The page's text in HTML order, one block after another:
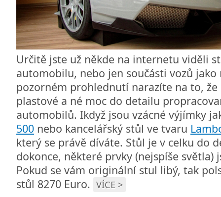
Určitě jste už někde na internetu viděli
automobilu, nebo jen součásti vozů
pozorném prohlednutí narazíte na to, že
plastové a né moc do detailu
automobilů. Ikdyž jsou vzácné výjímky
500 nebo kancelářský stůl ve tvaru
který se právě díváte. Stůl je v celku do
dokonce, některé prvky (nejspíše
Pokud se vám originální stul libý, tak
stůl 8270 Euro. VÍCE >